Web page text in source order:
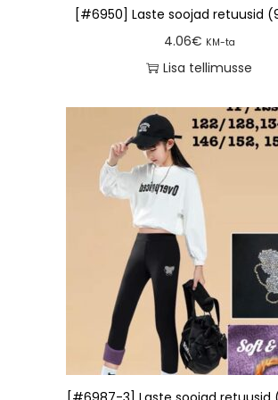
[#6950] Laste soojad retuusid
4.06€ KM-ta
Lisa tellimusse